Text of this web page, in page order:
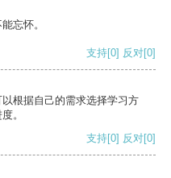
忘怀。
支持[0] 反对[0]
根据自己的需求选择学习方
。
支持[0] 反对[0]